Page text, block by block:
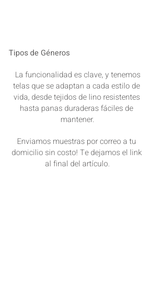
Tipos de Géneros
La funcionalidad es clave, y tenemos
telas que se adaptan a cada estilo de
vida, desde tejidos de lino resistentes
hasta panas duraderas fáciles de
mantener.
Enviamos muestras por correo a tu
domicilio sin costo! Te dejamos el link
al final del artículo.